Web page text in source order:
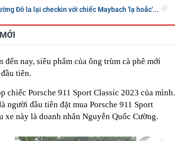
từ chối đóng phim Hollywood: Cô gái vàng
của ngân hàng cần phòng ngừa tình trạng
9 lại khiến bạn mua nhiều hơn?
Đô la lại checkin với chiếc Maybach 'lạ hoắc'...
nay, siêu phẩm của ông trùm cà phê mới
tiên.
chiếc Porsche 911 Sport Classic 2023 của mình.
người đầu tiên đặt mua Porsche 911 Sport
xe này là doanh nhân Nguyễn Quốc Cường.